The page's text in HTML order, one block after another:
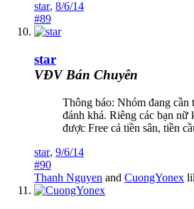
star, 8/6/14
#89
star
VĐV Bán Chuyên
Thông báo: Nhóm đang cần
đánh khá. Riêng các bạn nữ
được Free cả tiền sân, tiền
star, 9/6/14
#90
Thanh Nguyen and CuongYonex